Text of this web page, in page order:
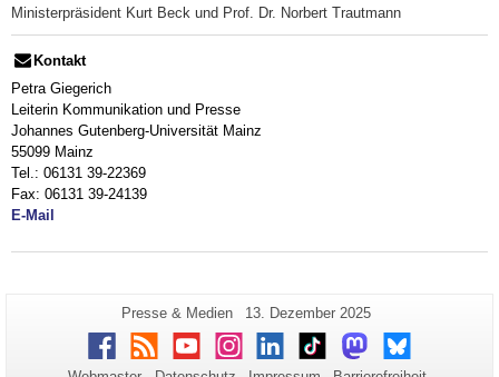
Ministerpräsident Kurt Beck und Prof. Dr. Norbert Trautmann
Kontakt
Petra Giegerich
Leiterin Kommunikation und Presse
Johannes Gutenberg-Universität Mainz
55099 Mainz
Tel.: 06131 39-22369
Fax: 06131 39-24139
E-Mail
Zusätzliche
Informationen
zu
Seiten-
Name:
Presse & Medien
Letzte
Aktualisierung:
13. Dezember 2025
Facebook
RSS YoutubeInstagram
LinkedInTikTokMastodonBluesky